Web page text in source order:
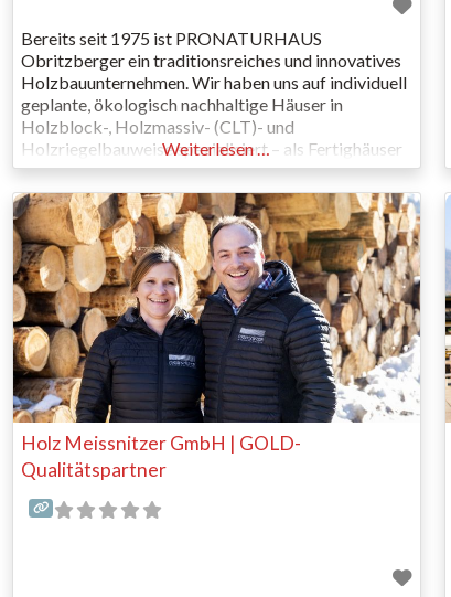
Bereits seit 1975 ist PRONATURHAUS
Obritzberger ein traditionsreiches und innovatives
Holzbauunternehmen. Wir haben uns auf individuell
geplante, ökologisch nachhaltige Häuser in
Holzblock-, Holzmassiv- (CLT)- und
Holzriegelbauweise spezialisiert – als Fertighäuser
in höchster Qualität, geplant, produziert und
montiert in Österreich. Seit 2018 produzieren wir in
unserer modernen Halle in Grafenwörth (NÖ) mit
einer automatisierten Hundegger CNC-
Abbundanlage, 2022 wurde die Produktion um
Weiterlesen …
Holz Meissnitzer GmbH | GOLD-
Qualitätspartner